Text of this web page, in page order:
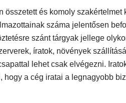
összetett és komoly
száma jelentősen
szánt tárgyak jellege
íratok, növények
lehet csak elvégezni.
hogy a cég iratai a legnagyobb